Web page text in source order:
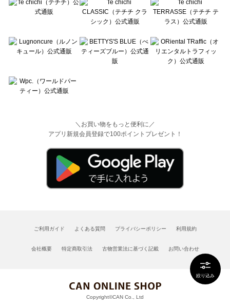
絞り込み
＼お買い物をもっと便利に／
アプリ新規会員登録で100ポイントプレゼント！
ご利用ガイド よくある質問 プライバシーポリシー 利用規約
会社概要 特定商取引法 古物営業法に基づく記載 お問い合わせ
Copyright©CAN Co., Ltd